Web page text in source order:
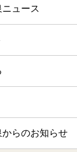
ュース
らのお知らせ